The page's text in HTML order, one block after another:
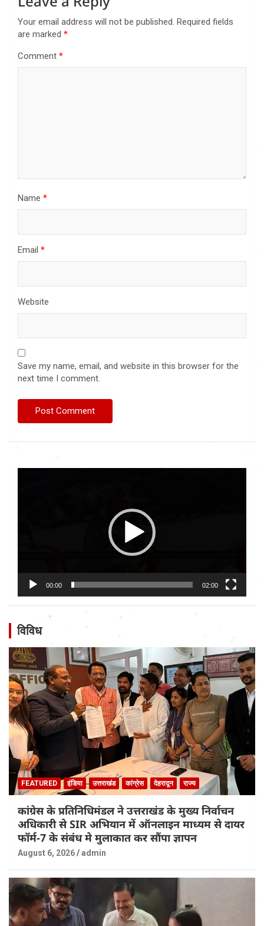
Your email address will not be published. Required fields
are marked *
Comment *
Name *
Email *
Website
Save my name, email, and website in this browser for the
next time I comment.
00:00 02:00
विविध
FEATURED इंडिया उत्तराखंड कांग्रेस देहरादून राज्य
कांग्रेस के प्रतिनिधिमंडल ने उत्तराखंड के मुख्य निर्वाचन
अधिकारी से SIR अभियान में ऑनलाइन माध्यम से दायर
फॉर्म-7 के संबंध मे मुलाकात कर सौंपा ज्ञापन
August 6, 2026 admin